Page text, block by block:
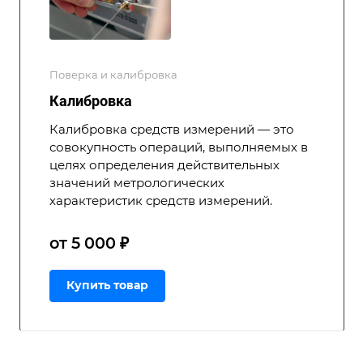
Поверка и калибровка
Калибровка
Калибровка средств измерений — это
совокупность операций, выполняемых в
целях определения действительных
значений метрологических
характеристик средств измерений.
от 5 000 ₽
Купить товар